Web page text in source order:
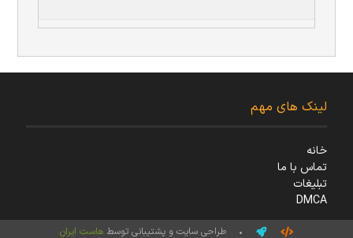
لینک های مهم
خانه
تماس با ما
تبلیغات
DMCA
• طراحی سایت و پشتیبانی توسط هاست ایران